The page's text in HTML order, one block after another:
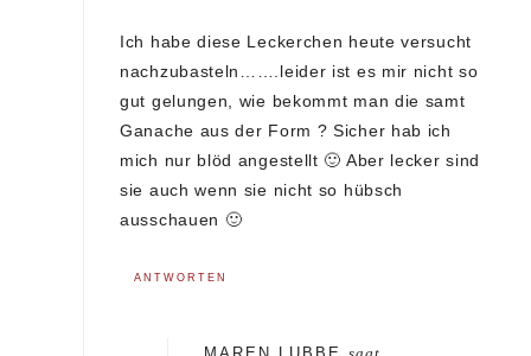
Ich habe diese Leckerchen heute versucht
nachzubasteln…….leider ist es mir nicht so
gut gelungen, wie bekommt man die samt
Ganache aus der Form ? Sicher hab ich
mich nur blöd angestellt 🙂 Aber lecker sind
sie auch wenn sie nicht so hübsch
ausschauen 🙂
ANTWORTEN